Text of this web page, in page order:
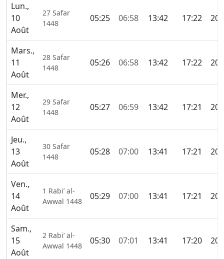
Lun.,
10
Août
27 Safar
1448
05:25 06:58 13:42 17:22
Mars.,
11
Août
28 Safar
1448
05:26 06:58 13:42 17:22
Mer.,
12
Août
29 Safar
1448
05:27 06:59 13:42 17:21
Jeu.,
13
Août
30 Safar
1448
05:28 07:00 13:41 17:21
Ven.,
14
Août
1 Rabi’ al-
Awwal 1448
05:29 07:00 13:41 17:21
Sam.,
15
Août
2 Rabi’ al-
Awwal 1448
05:30 07:01 13:41 17:20